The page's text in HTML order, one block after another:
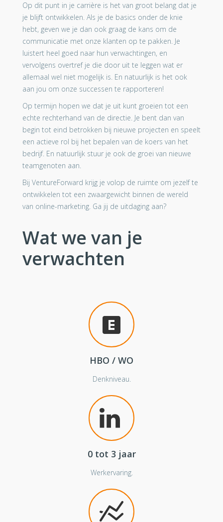
Op dit punt in je carrière is het van groot belang dat je
je blijft ontwikkelen. Als je de basics onder de knie
hebt, geven we je dan ook graag de kans om de
communicatie met onze klanten op te pakken. Je
luistert heel goed naar hun verwachtingen, en
vervolgens overtref je die door uit te leggen wat er
allemaal wel niet mogelijk is. En natuurlijk is het ook
aan jou om onze successen te rapporteren!
Op termijn hopen we dat je uit kunt groeien tot een
echte rechterhand van de directie. Je bent dan van
begin tot eind betrokken bij nieuwe projecten en speelt
een actieve rol bij het bepalen van de koers van het
bedrijf. En natuurlijk stuur je ook de groei van nieuwe
teamgenoten aan.
Bij VentureForward krijg je volop de ruimte om jezelf te
ontwikkelen tot een zwaargewicht binnen de wereld
van online-marketing. Ga jij de uitdaging aan?
Wat we van je
verwachten
HBO / WO
Denkniveau.
0 tot 3 jaar
Werkervaring.